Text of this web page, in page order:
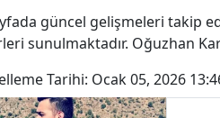
güncel gelişmeleri takip
sunulmaktadır. Oğuzhan
Tarihi: Ocak 05, 2026